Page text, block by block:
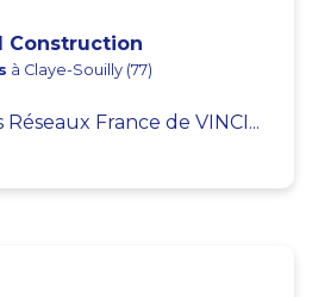
Construction
à Claye-Souilly (77)
France de VINCI...